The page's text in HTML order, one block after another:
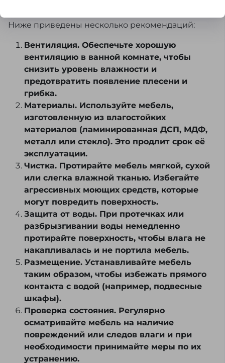
Ниже приведены несколько рекомендаций:
Вентиляция. Обеспечьте хорошую
вентиляцию в ванной комнате, чтобы
снизить уровень влажности и
предотвратить появление плесени и
грибка.
Материалы. Используйте мебель,
изготовленную из влагостойких
материалов (ламинированная ДСП, МДФ,
металл или стекло). Это продлит срок её
эксплуатации.
Чистка. Протирайте мебель мягкой, сухой
или слегка влажной тканью. Избегайте
агрессивных моющих средств, которые
могут повредить поверхность.
Защита от воды. При протечках или
разбрызгивании воды немедленно
протирайте поверхность, чтобы влага не
накапливалась и не портила мебель.
Размещение. Устанавливайте мебель
таким образом, чтобы избежать прямого
контакта с водой (например, подвесные
шкафы).
Проверка состояния. Регулярно
осматривайте мебель на наличие
повреждений или следов влаги и при
необходимости принимайте меры по их
устранению.